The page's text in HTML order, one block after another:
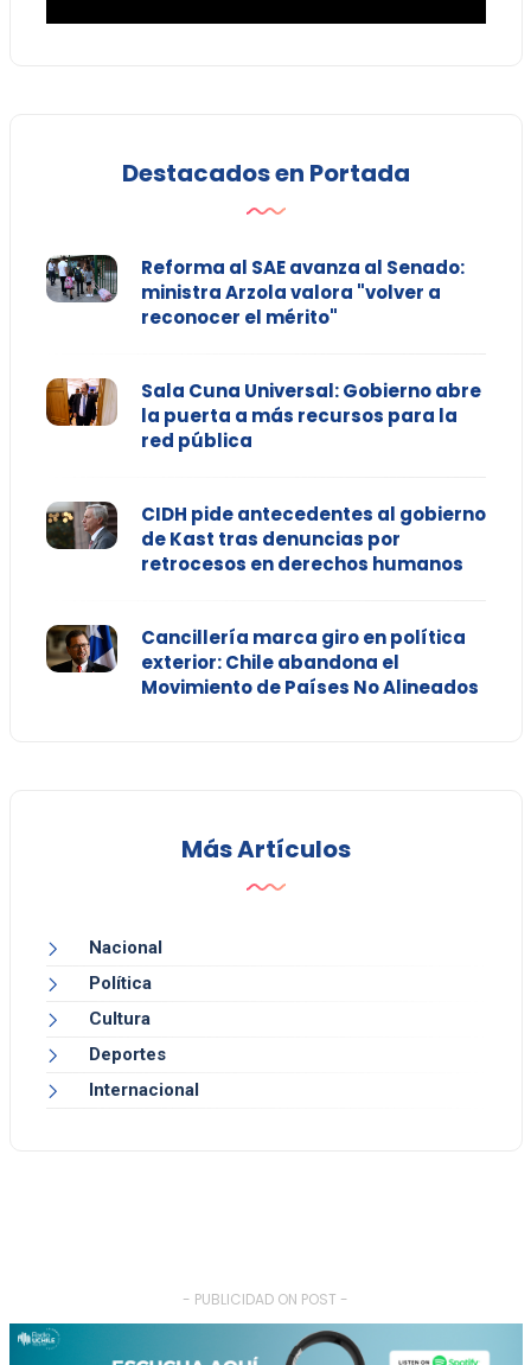
Destacados en Portada
Reforma al SAE avanza al Senado:
ministra Arzola valora "volver a
reconocer el mérito"
Sala Cuna Universal: Gobierno abre
la puerta a más recursos para la
red pública
CIDH pide antecedentes al gobierno
de Kast tras denuncias por
retrocesos en derechos humanos
Cancillería marca giro en política
exterior: Chile abandona el
Movimiento de Países No Alineados
Más Artículos
Nacional
Política
Cultura
Deportes
Internacional
- PUBLICIDAD ON POST -